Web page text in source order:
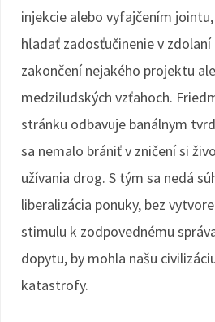
injekcie alebo vyfajčením
hľadať zadosťučinenie v
zakončení nejakého projektu
medziľudských vzťahoch.
stránku odbavuje banálnym
sa nemalo brániť v zničení si
užívania drog. S tým sa nedá
liberalizácia ponuky, bez
stimulu k zodpovednému
dopytu, by mohla našu
katastrofy.